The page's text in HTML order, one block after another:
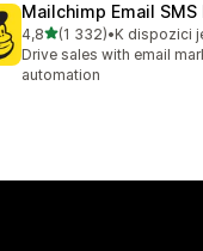
Mailchimp Email
4,8z 5 hvězd
(1 332)
Celkový počet recenzí:
•K dispozici
Drive sales with email
automation